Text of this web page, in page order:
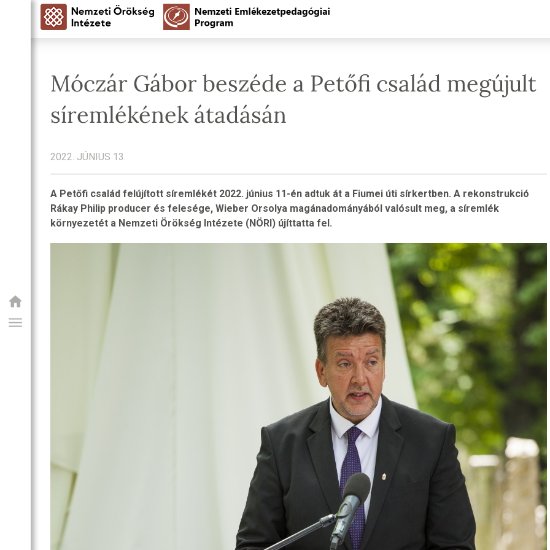
Móczár Gábor beszéde a Petőfi család megújult
síremlékének átadásán
2022. JÚNIUS 13.
A Petőfi család felújított síremlékét 2022. június 11-én adtuk át a Fiumei úti sírkertben. A rekonstrukció
Rákay Philip producer és felesége, Wieber Orsolya magánadományából valósult meg, a síremlék
környezetét a Nemzeti Örökség Intézete (NÖRI) újíttatta fel.